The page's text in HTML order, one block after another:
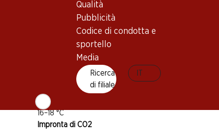
Qualità
Pubblicità
Codice di condotta e
sportello
Media
Ricerca
di filiale
Maturità di beva
Temperatura di beva
16–18 °C
Impronta di CO2